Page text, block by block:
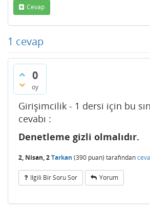
Cevap
1 cevap
0
oy
Girişimcilik - 1 dersi için bu
cevabı :
Denetleme gizli olmalıdır.
2, Nisan, 2Tarkan (390 puan) tarafından
Ilgili Bir Soru Sor Yorum